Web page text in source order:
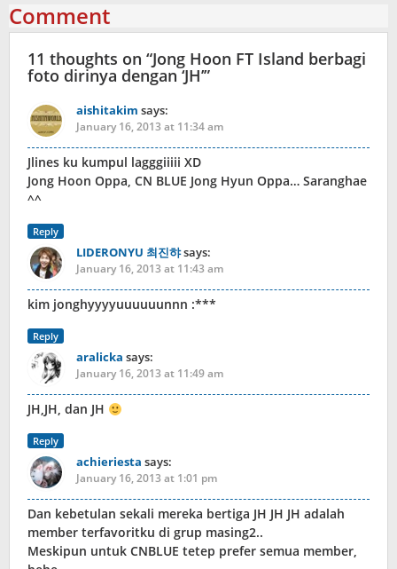
Comment
11 thoughts on “Jong Hoon FT Island berbagi
foto dirinya dengan ‘JH’”
aishitakim says:
January 16, 2013 at 11:34 am
Jlines ku kumpul lagggiiiii XD
Jong Hoon Oppa, CN BLUE Jong Hyun Oppa… Saranghae
^^
Reply
LIDERONYU 최진햐says:
January 16, 2013 at 11:43 am
kim jonghyyyyuuuuuunnn :***
Reply
aralicka says:
January 16, 2013 at 11:49 am
JH,JH, dan JH
Reply
achieriesta says:
January 16, 2013 at 1:01 pm
Dan kebetulan sekali mereka bertiga JH JH JH adalah
member terfavoritku di grup masing2..
Meskipun untuk CNBLUE tetep prefer semua member,